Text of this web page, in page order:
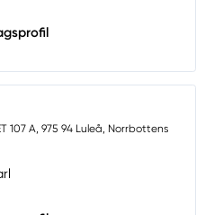
107 A, 975 94 Luleå, Norrbottens